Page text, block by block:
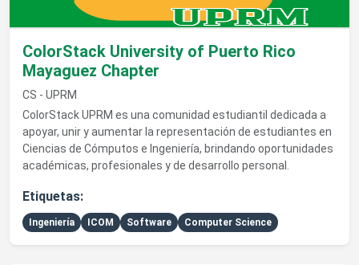
ColorStack University of Puerto Rico
Mayaguez Chapter
CS - UPRM
ColorStack UPRM es una comunidad estudiantil dedicada a
apoyar, unir y aumentar la representación de estudiantes en
Ciencias de Cómputos e Ingeniería, brindando oportunidades
académicas, profesionales y de desarrollo personal.
Etiquetas:
Ingeniería ICOM Software Computer Science